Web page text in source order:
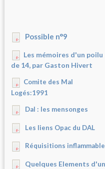
Possible n°9
Les mémoires d'un poilu
de 14, par Gaston Hivert
Comite des Mal
Logés:1991
Dal : les mensonges
Les liens Opac du DAL
Réquisitions
Quelques Elements